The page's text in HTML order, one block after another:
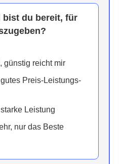
bist du bereit, für
günstig reicht mir
Preis-Leistungs-
Leistung
nur das Beste